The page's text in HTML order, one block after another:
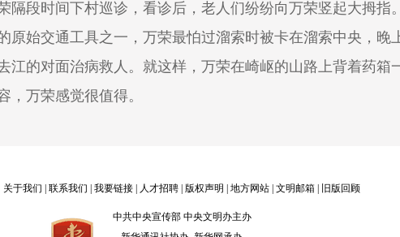
隔段时间下村巡诊，看诊后，老人们纷纷向万荣竖起大拇指。
始交通工具之一，万荣最怕过溜索时被卡在溜索中央，晚
江的对面治病救人。就这样，万荣在崎岖的山路上背着药箱
，万荣感觉很值得。
停蹄地赶到地震现场，及时进行医疗救治。
外科大夫，时刻牢记自己的使命和责任。“如果因为你不负
关于我们 联系我们 我要链接 人才招聘 | 版权声明 | 地方网站 文明邮箱 旧版回顾
中共中央宣传部 中央文明办主办